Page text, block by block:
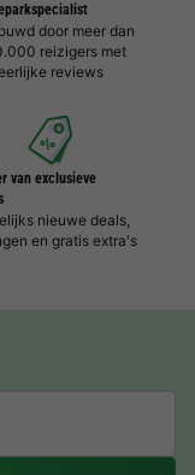
door meer dan
reizigers met
reviews
van exclusieve
nieuwe deals,
en gratis extra's